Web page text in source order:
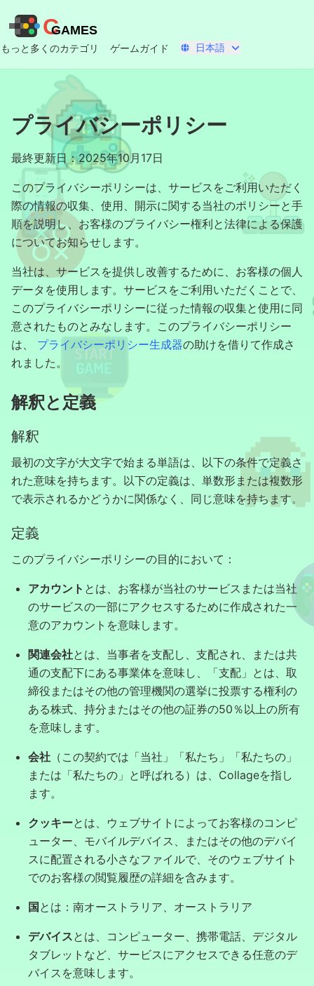
CGAMES
もっと多くのカテゴリ ゲームガイド 日本語
プライバシーポリシー
最終更新日：2025年10月17日
このプライバシーポリシーは、サービスをご利用いただく
際の情報の収集、使用、開示に関する当社のポリシーと手
順を説明し、お客様のプライバシー権利と法律による保護
についてお知らせします。
当社は、サービスを提供し改善するために、お客様の個人
データを使用します。サービスをご利用いただくことで、
このプライバシーポリシーに従った情報の収集と使用に同
意されたものとみなします。このプライバシーポリシー
は、
プライバシーポリシー生成器の助けを借りて作成さ
れました。
解釈と定義
解釈
最初の文字が大文字で始まる単語は、以下の条件で定義さ
れた意味を持ちます。以下の定義は、単数形または複数形
で表示されるかどうかに関係なく、同じ意味を持ちます。
定義
このプライバシーポリシーの目的において：
アカウント とは、お客様が当社のサービスまたは当社
のサービスの一部にアクセスするために作成された一
意のアカウントを意味します。
関連会社とは、当事者を支配し、支配され、または共
通の支配下にある事業体を意味し、「支配」とは、取
締役またはその他の管理機関の選挙に投票する権利の
ある株式、持分またはその他の証券の50％以上の所有
を意味します。
会社 （この契約では「当社」「私たち」「私たちの」
または「私たちの」と呼ばれる）は、Collageを指し
ます。
クッキーとは、ウェブサイトによってお客様のコンピ
ューター、モバイルデバイス、またはその他のデバイ
スに配置される小さなファイルで、そのウェブサイト
でのお客様の閲覧履歴の詳細を含みます。
国 とは：南オーストラリア、オーストラリア
デバイスとは、コンピューター、携帯電話、デジタル
タブレットなど、サービスにアクセスできる任意のデ
バイスを意味します。